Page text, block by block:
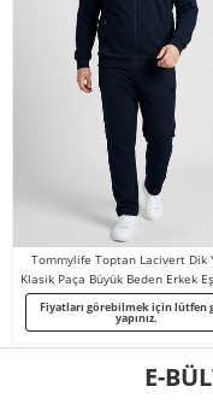
Tommylife Toptan Lacivert Dik
Klasik Paça Büyük Beden Erkek
Takım - 85176
Fiyatları görebilmek için lütfen
yapınız.
E-